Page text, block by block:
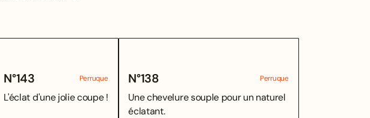
N°143 Perruque
L'éclat d'une jolie coupe !
N°138 Perruque
Une chevelure souple pour un naturel
éclatant.